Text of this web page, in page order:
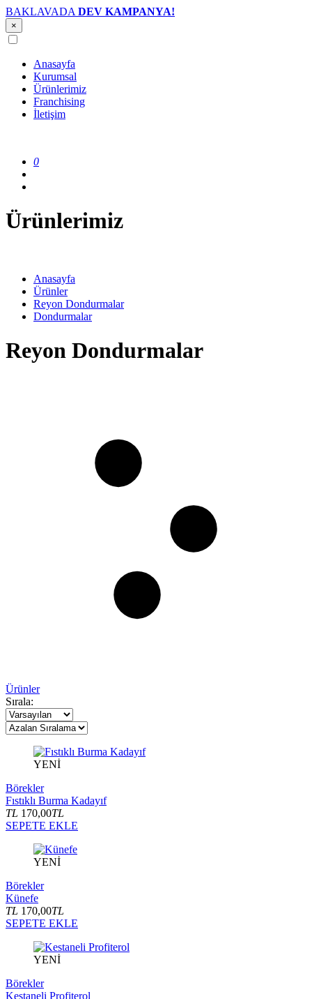
BAKLAVADA DEV KAMPANYA!
×
Anasayfa
Kurumsal
Ürünlerimiz
Franchising
İletişim
0
Ürünlerimiz
Anasayfa
Ürünler
Reyon Dondurmalar
Dondurmalar
Reyon Dondurmalar
Ürünler
Sırala:
YENİ
Börekler
Fıstıklı Burma Kadayıf
TL 170,00TL
SEPETE EKLE
YENİ
Börekler
Künefe
TL 170,00TL
SEPETE EKLE
YENİ
Börekler
Kestaneli Profiterol